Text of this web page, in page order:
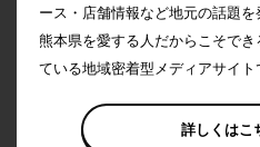
ース・店舗情報など地元の話題を
熊本県を愛する人だからこそで
ている地域密着型メディアサイト
詳しくはこ